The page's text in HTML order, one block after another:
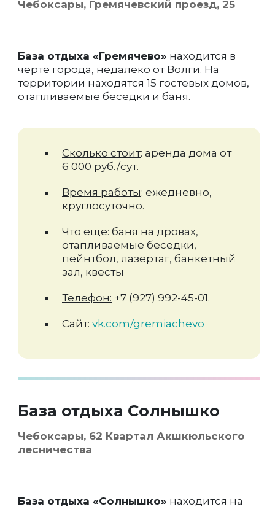
Чебоксары, Гремячевский проезд, 25
База отдыха «Гремячево» находится в
черте города, недалеко от Волги. На
территории находятся 15 гостевых домов,
отапливаемые беседки и баня.
Сколько стоит: аренда дома от
6 000 руб./сут.
Время работы: ежедневно,
круглосуточно.
Что еще: баня на дровах,
отапливаемые беседки,
пейнтбол, лазертаг, банкетный
зал, квесты
Телефон: +7 (927) 992-45-01.
Сайт: vk.com/gremiachevo
База отдыха Солнышко
Чебоксары, 62 Квартал Акшкюльского
лесничества
База отдыха «Солнышко» находится на